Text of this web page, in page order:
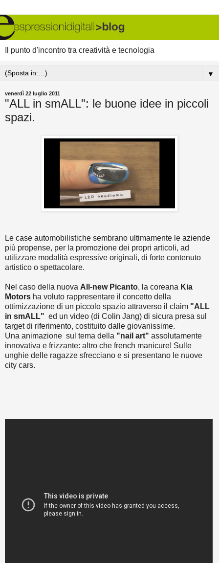
Il punto d'incontro tra creatività e tecnologia
▼
venerdì 22 luglio 2011
"ALL in smALL": le buone idee in piccoli
spazi.
Le case automobilistiche sembrano ultimamente le aziende
più propense, per la promozione dei propri articoli, ad
utilizzare modalità espressive originali, di forte contenuto
artistico o spettacolare.
Nel caso della nuova All-new Picanto, la coreana Kia
Motors ha voluto rappresentare il concetto della
ottimizzazione di un piccolo spazio attraverso il claim "ALL
in smALL" ed un video (di Colin Jang) di sicura presa sul
target di riferimento, costituito dalle giovanissime.
Una animazione sul tema della "nail art" assolutamente
innovativa e frizzante: altro che french manicure! Sulle
unghie delle ragazze sfrecciano e si presentano le nuove
city cars.